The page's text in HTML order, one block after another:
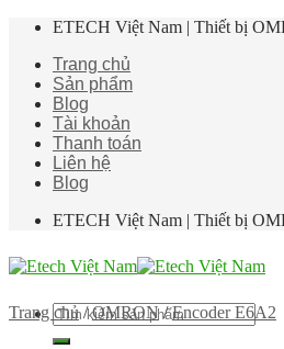
Skip
content
ETECH Việt Nam | Thiết bị
Trang chủ
Sản phẩm
Blog
Tài khoản
Thanh toán
Liên hệ
Blog
ETECH Việt Nam | Thiết bị
Tìm
kiếm:
Trang chủ / OMRON / Encoder E6A2